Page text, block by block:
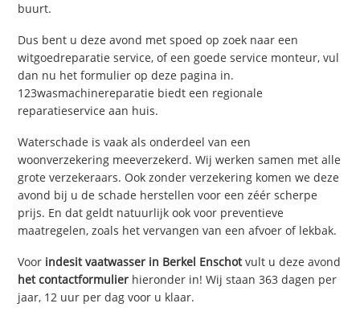
buurt.
Dus bent u deze avond met spoed op zoek naar een
witgoedreparatie service, of een goede service monteur, vul
dan nu het formulier op deze pagina in.
123wasmachinereparatie biedt een regionale
reparatieservice aan huis.
Waterschade is vaak als onderdeel van een
woonverzekering meeverzekerd. Wij werken samen met alle
grote verzekeraars. Ook zonder verzekering komen we deze
avond bij u de schade herstellen voor een zéér scherpe
prijs. En dat geldt natuurlijk ook voor preventieve
maatregelen, zoals het vervangen van een afvoer of lekbak.
Voor indesit vaatwasser in Berkel Enschotvult u deze avond
het contactformulier hieronder in! Wij staan 363 dagen per
jaar, 12 uur per dag voor u klaar.